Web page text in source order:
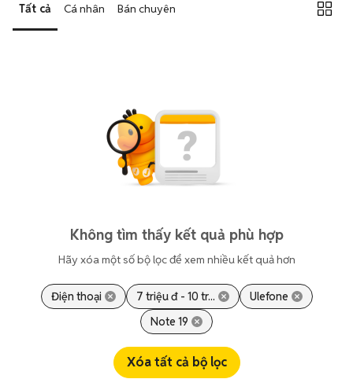
Tất cả Cá nhân Bán chuyên
Không tìm thấy kết quả phù hợp
Hãy xóa một số bộ lọc để xem nhiều kết quả hơn
Điện thoại 7 triệu đ - 10 tr...
Ulefone
Note 19
Xóa tất cả bộ lọc